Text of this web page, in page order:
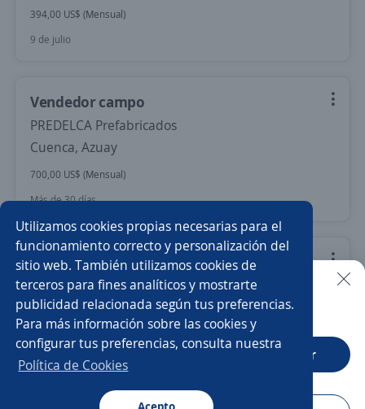
Utilizamos cookies propias necesarias para el
funcionamiento correcto y personalización del
sitio web. También utilizamos cookies de
terceros para fines analíticos y mostrarte
publicidad relacionada según tus preferencias.
Para más información sobre las cookies y
configurar tus preferencias, consulta nuestra
Política de Cookies
394,00 US$ (Mensual)
9 de julio
Vendedor campo
PREDELCA Prefabricados
Cuenca, Azuay
700,00 US$ (Mensual)
Más de 30 días
Bodeguero/a
SPECIALIZED
Cuenca, Azuay
Más de 30 días
Buscar es más fácil en la app
CT App Abrir